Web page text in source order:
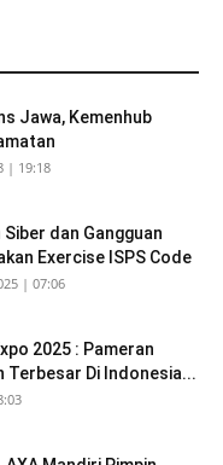
Jawa, Kemenhub
| 19:18
dan Gangguan
Exercise ISPS Code
| 07:06
2025 : Pameran
Terbesar Di Indonesia...